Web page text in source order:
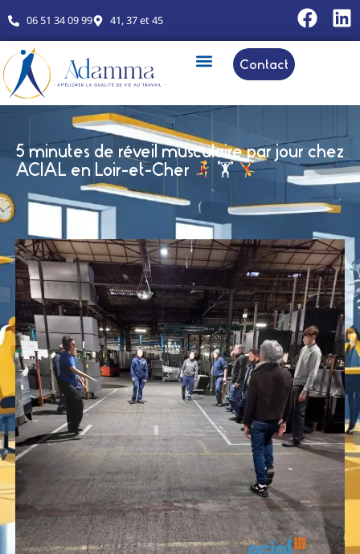
06 51 34 09 99 41, 37 et 45
Contact
5 minutes de réveil musculaire par jour chez
ACIAL en Loir-et-Cher
🏋